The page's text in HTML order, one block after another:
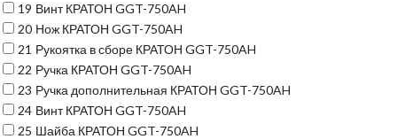
19 Винт КРАТОН GGT-750AH
20 Нож КРАТОН GGT-750AH
21 Рукоятка в сборе КРАТОН GGT-750AH
22 Ручка КРАТОН GGT-750AH
23 Ручка дополнительная КРАТОН GGT-750AH
24 Винт КРАТОН GGT-750AH
25 Шайба КРАТОН GGT-750AH